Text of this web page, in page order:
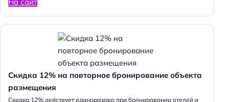
Скидка 12% на повторное бронирование объекта
размещения
Cкидка 12% действует единоразово при бронировании отелей и